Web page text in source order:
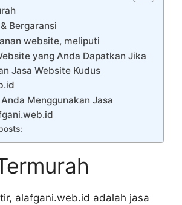
Bergaransi
website, meliputi
yang Anda Dapatkan Jika
Jasa Website Kudus
Menggunakan Jasa
alafgani.web.id adalah jasa